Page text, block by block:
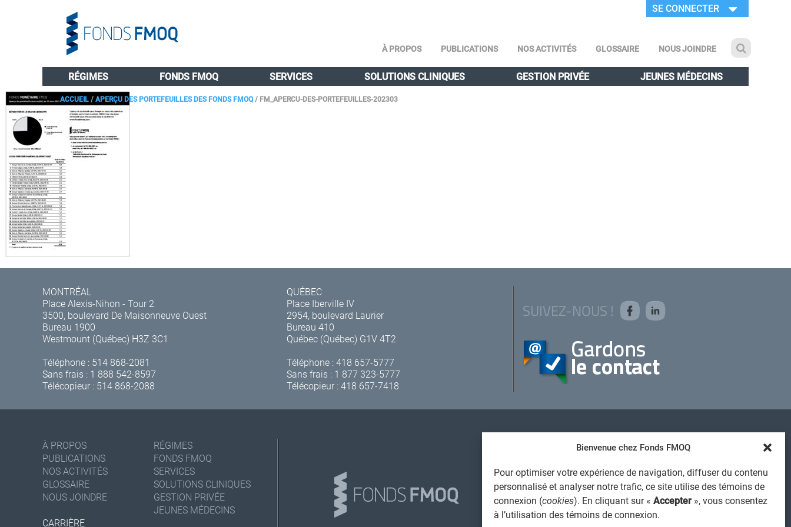
Bienvenue chez Fonds FMOQ
Pour optimiser votre expérience de navigation, diffuser du contenu
personnalisé et analyser notre trafic, ce site utilise des témoins de
connexion (cookies). En cliquant sur « Accepter », vous consentez
à l’utilisation des témoins de connexion.
SE CONNECTER
À PROPOS PUBLICATIONS NOS ACTIVITÉS GLOSSAIRE NOUS JOINDRE
RÉGIMES FONDS FMOQ SERVICES SOLUTIONS CLINIQUES GESTION PRIVÉE JEUNES MÉDECINS
ACCUEIL/APERÇU DES PORTEFEUILLES DES FONDS FMOQ/ FM_APERCU-DES-PORTEFEUILLES-202303
MONTRÉAL
Place Alexis-Nihon - Tour 2
3500, boulevard De Maisonneuve Ouest
Bureau 1900
Westmount (Québec) H3Z 3C1
Téléphone : 514 868-2081
Sans frais : 1 888 542-8597
Télécopieur : 514 868-2088
QUÉBEC
Place Iberville IV
2954, boulevard Laurier
Bureau 410
Québec (Québec) G1V 4T2
Téléphone :418 657-5777
Sans frais : 1 877 323-5777
Télécopieur : 418 657-7418
SUIVEZ-NOUS !
À PROPOS
PUBLICATIONS
NOS ACTIVITÉS
GLOSSAIRE
NOUS JOINDRE
RÉGIMES
FONDS FMOQ
SERVICES
SOLUTIONS CLINIQUES
GESTION PRIVÉE
JEUNES MÉDECINS
CARRIÈRE
AVIS JURIDIQUE GÉNÉRAL
PROTECTION DES RENSEIGNEMENTS PERSONNELS
POLITIQUE DE TRAITEMENT DES PLAINTES
REGISTRE DES CONFLITS D'INTÉRÊTS